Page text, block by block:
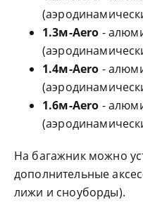
1.3м-Aero -
1.4м-Aero -
1.6м-Aero -
На багажник можно
дополнительные
лижи и сноуборды).